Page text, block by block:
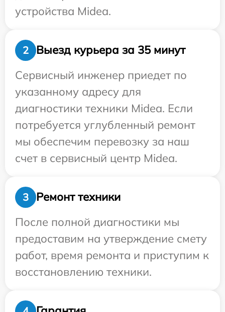
устройства Midea.
2
Выезд курьера за 35 минут
Сервисный инженер приедет по
указанному адресу для
диагностики техники Midea. Если
потребуется углубленный ремонт
мы обеспечим перевозку за наш
счет в сервисный центр Midea.
3
Ремонт техники
После полной диагностики мы
предоставим на утверждение смету
работ, время ремонта и приступим к
восстановлению техники.